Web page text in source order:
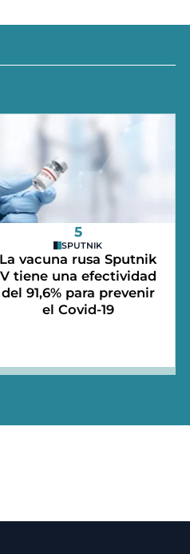
5
SPUTNIK
La vacuna rusa Sputnik
V tiene una efectividad
del 91,6% para prevenir
el Covid-19